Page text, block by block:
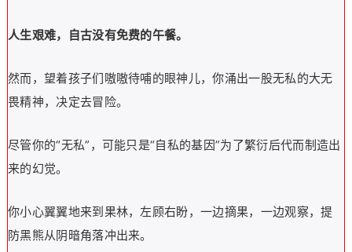
人生艰难，自古没有免费的午餐。
然而，望着孩子们嗷嗷待哺的眼神儿，你涌出一股无私的大无
畏精神，决定去冒险。
尽管你的“无私”，可能只是“自私的基因”为了繁衍后代而制造出
来的幻觉。
你小心翼翼地来到果林，左顾右盼，一边摘果，一边观察，提
防黑熊从阴暗角落冲出来。